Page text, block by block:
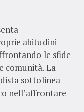
abitudini
le sfide
comunità. La
sottolinea
nell’affrontare